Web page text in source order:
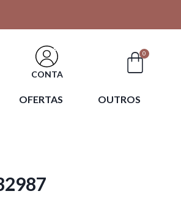
CONTA
0
OFERTAS OUTROS